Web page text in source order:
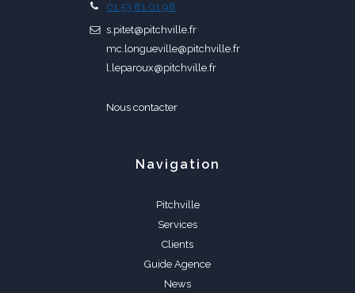
01 53 81 01 98
s.pitet@pitchville.fr
mc.longueville@pitchville.fr
l.leparoux@pitchville.fr
Nous contacter
Navigation
Pitchville
Services
Clients
Guide Agence
News